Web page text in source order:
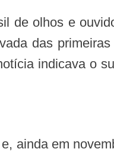
das
indicava o